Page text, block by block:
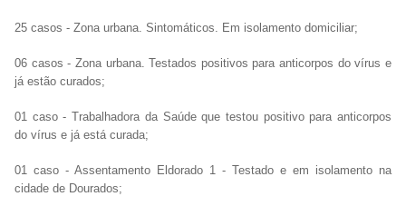
25 casos - Zona urbana. Sintomáticos. Em isolamento domiciliar;
06 casos - Zona urbana. Testados positivos para anticorpos do vírus e
já estão curados;
01 caso - Trabalhadora da Saúde que testou positivo para anticorpos
do vírus e já está curada;
01 caso - Assentamento Eldorado 1 - Testado e em isolamento na
cidade de Dourados;